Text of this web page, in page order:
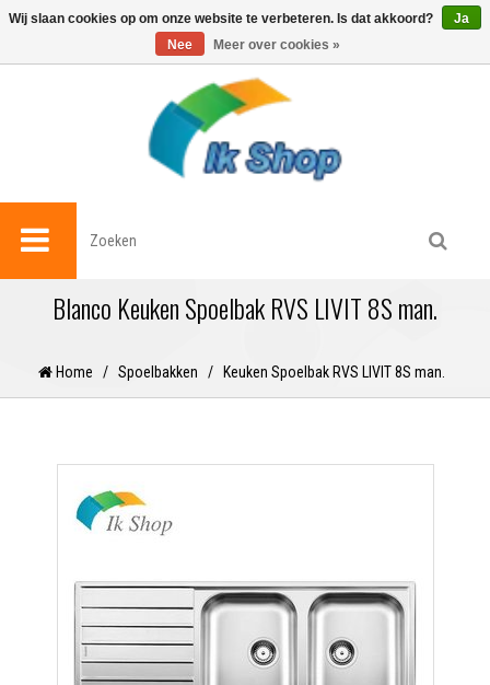
0
Blanco Keuken Spoelbak RVS LIVIT 8S man.
Home / Spoelbakken / Keuken Spoelbak RVS LIVIT 8S man.
Wij slaan cookies op om onze website te verbeteren. Is dat akkoord?
Ja
Nee
Meer over cookies »